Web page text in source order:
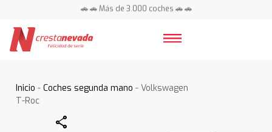
🚗 🚗 Más de 3.000 coches 🚗 🚗
Inicio -Coches segunda mano - Volkswagen
T-Roc
Share